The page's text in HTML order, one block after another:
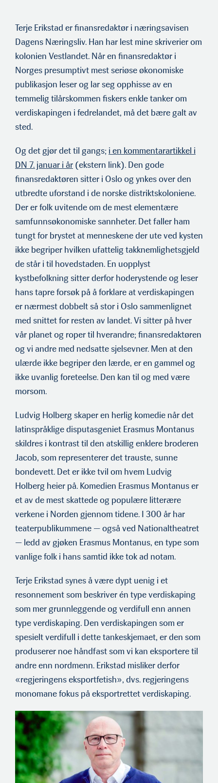
Terje Erikstad er finansredaktør i næringsavisen
Dagens Næringsliv. Han har lest mine skriverier om
kolonien Vestlandet. Når en finansredaktør i
Norges presumptivt mest seriøse økonomiske
publikasjon leser og lar seg opphisse av en
temmelig tilårskommen fiskers enkle tanker om
verdiskapingen i fedrelandet, må det bære galt av
sted.
Og det gjør det til gangs; i en kommentarartikkel i
DN 7. januar i år (ekstern link). Den gode
finansredaktøren sitter i Oslo og ynkes over den
utbredte uforstand i de norske distriktskoloniene.
Der er folk uvitende om de mest elementære
samfunnsøkonomiske sannheter. Det faller ham
tungt for brystet at menneskene der ute ved kysten
ikke begriper hvilken ufattelig takknemlighetsgjeld
de står i til hovedstaden. En uopplyst
kystbefolkning sitter derfor hoderystende og leser
hans tapre forsøk på å forklare at verdiskapingen
er nærmest dobbelt så stor i Oslo sammenlignet
med snittet for resten av landet. Vi sitter på hver
vår planet og roper til hverandre; finansredaktøren
og vi andre med nedsatte sjelsevner. Men at den
ulærde ikke begriper den lærde, er en gammel og
ikke uvanlig foreteelse. Den kan til og med være
morsom.
Ludvig Holberg skaper en herlig komedie når det
latinspråklige disputasgeniet Erasmus Montanus
skildres i kontrast til den atskillig enklere broderen
Jacob, som representerer det trauste, sunne
bondevett. Det er ikke tvil om hvem Ludvig
Holberg heier på. Komedien Erasmus Montanus er
et av de mest skattede og populære litterære
verkene i Norden gjennom tidene. I 300 år har
teaterpublikummene — også ved Nationaltheatret
— ledd av gjøken Erasmus Montanus, en type som
vanlige folk i hans samtid ikke tok ad notam.
Terje Erikstad synes å være dypt uenig i et
resonnement som beskriver én type verdiskaping
som mer grunnleggende og verdifull enn annen
type verdiskaping. Den verdiskapingen som er
spesielt verdifull i dette tankeskjemaet, er den som
produserer noe håndfast som vi kan eksportere til
andre enn nordmenn. Erikstad misliker derfor
«regjeringens eksportfetish», dvs. regjeringens
monomane fokus på eksportrettet verdiskaping.